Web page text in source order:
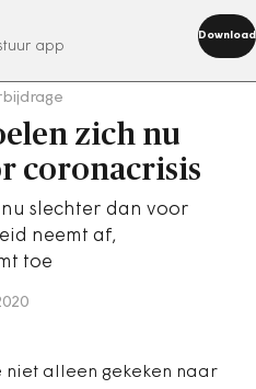
app
Download
zich nu
coronacrisis
slechter dan voor
neemt af,
toe
niet alleen gekeken naar